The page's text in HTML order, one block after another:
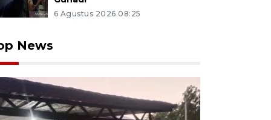
6 Agustus 2026 08:25
News